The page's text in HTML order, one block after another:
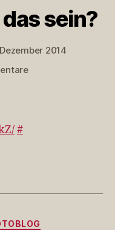
sein?
2014
zu
#